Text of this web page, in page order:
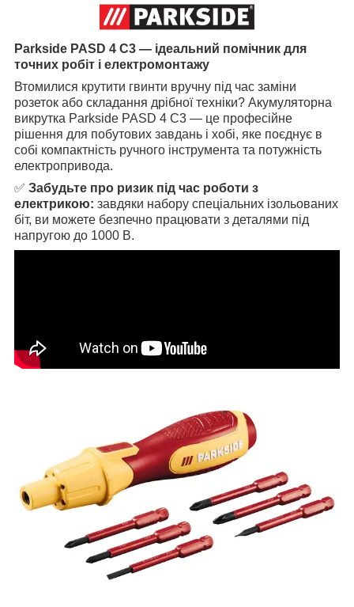
Parkside PASD 4 C3 — ідеальний помічник для
точних робіт і електромонтажу
Втомилися крутити гвинти вручну під час заміни
розеток або складання дрібної техніки? Акумуляторна
викрутка Parkside PASD 4 C3 — це професійне
рішення для побутових завдань і хобі, яке поєднує в
собі компактність ручного інструмента та потужність
електропривода.
✅ Забудьте про ризик під час роботи з
електрикою: завдяки набору спеціальних ізольованих
біт, ви можете безпечно працювати з деталями під
напругою до 1000 В.